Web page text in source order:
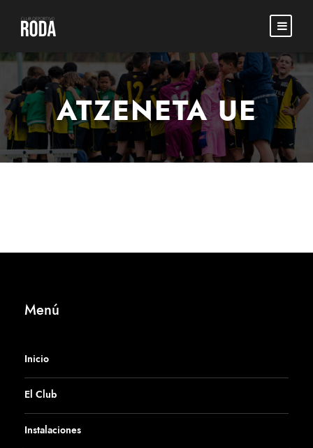
ATZENETA UE
Menú
Inicio
El Club
Instalaciones